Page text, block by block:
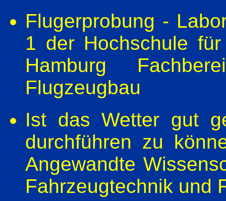
Flugerprobung -
1 der Hochschule
Hamburg
Flugzeugbau
Ist das Wetter gut
durchführen zu
Angewandte
Fahrzeugtechnik und